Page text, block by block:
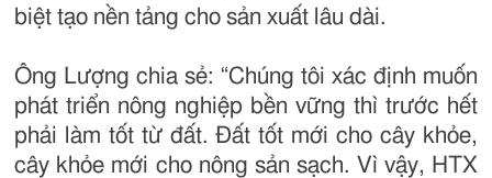
biệt tạo nền tảng cho sản xuất lâu dài.
Ông Lượng chia sẻ: “Chúng tôi xác định muốn
phát triển nông nghiệp bền vững thì trước hết
phải làm tốt từ đất. Đất tốt mới cho cây khỏe,
cây khỏe mới cho nông sản sạch. Vì vậy, HTX